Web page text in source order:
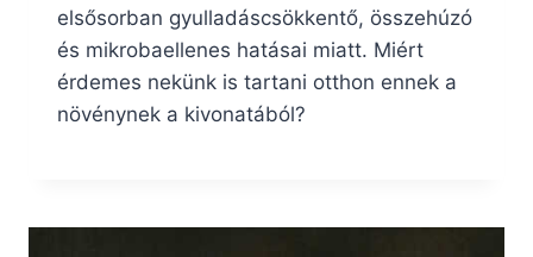
elsősorban gyulladáscsökkentő, összehúzó
és mikrobaellenes hatásai miatt. Miért
érdemes nekünk is tartani otthon ennek a
növénynek a kivonatából?